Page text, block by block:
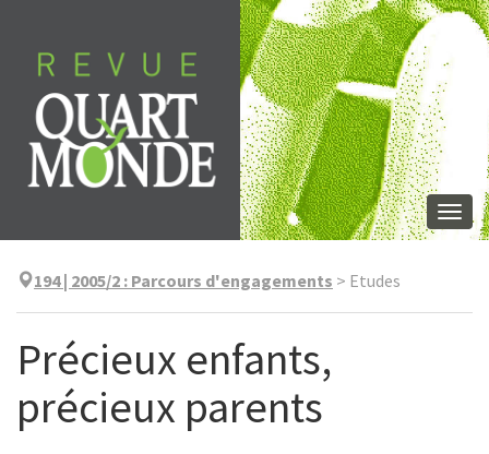
contenu
194 | 2005/2 : Parcours d'engagements > Etudes
Précieux enfants,
précieux parents